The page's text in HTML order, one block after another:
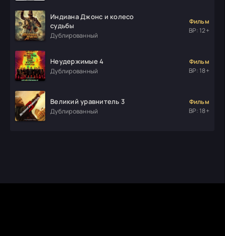
Индиана Джонс и колесо
судьбы
Дублированный
Фильм
ВР: 12+
Неудержимые 4
Дублированный
Фильм
ВР: 18+
Великий уравнитель 3
Дублированный
Фильм
ВР: 18+